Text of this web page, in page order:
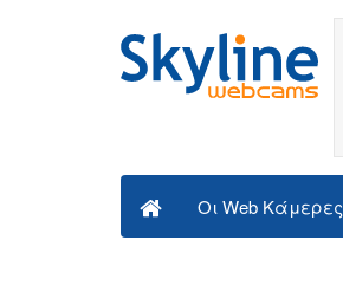
Οι Web Κάμερες